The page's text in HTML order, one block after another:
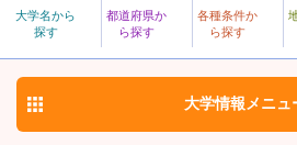
大学名から
探す
都道府県か
ら探す
各種条件か
ら探す
私立
こうべげいじゅつこうか
神戸芸術工科大学
大学情報 メニュ